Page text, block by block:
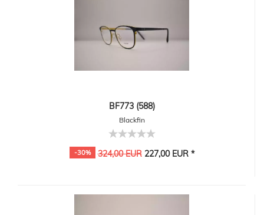
BF773 (588)
Blackfin
-30% 324,00 EUR227,00 EUR *